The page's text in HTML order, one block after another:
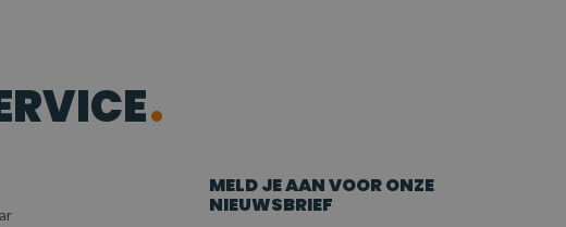
MELD JE AAN VOOR ONZE
NIEUWSBRIEF